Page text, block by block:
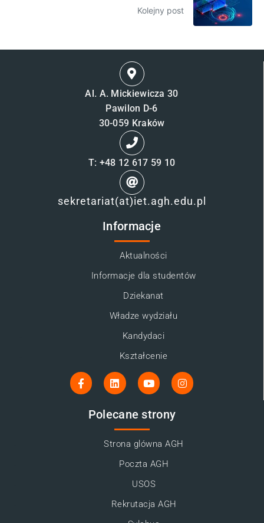
Kolejny post
Al. A. Mickiewicza 30
Pawilon D-6
30-059 Kraków
T: +48 12 617 59 10
sekretariat(at)iet.agh.edu.pl
Informacje
Aktualności
Informacje dla studentów
Dziekanat
Władze wydziału
Kandydaci
Kształcenie
Polecane strony
Strona glówna AGH
Poczta AGH
USOS
Rekrutacja AGH